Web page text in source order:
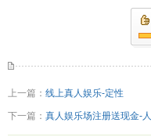
上一篇： 线上真人娱乐-定性
下一篇： 真人娱乐场注册送现金-人